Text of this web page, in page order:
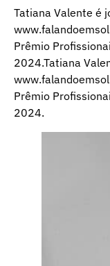
Tatiana Valente é
Prêmio
2024.Tatiana
Prêmio
2024.